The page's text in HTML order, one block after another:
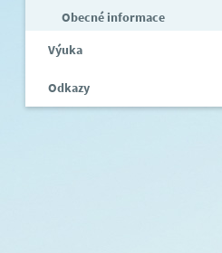
Obecné informace
Výuka
Odkazy